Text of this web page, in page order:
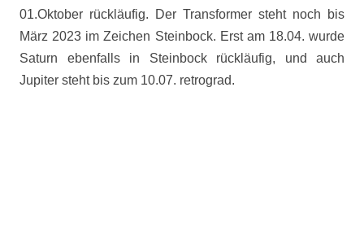
01.Oktober rückläufig. Der Transformer steht noch bis
März 2023 im Zeichen Steinbock. Erst am 18.04. wurde
Saturn ebenfalls in Steinbock rückläufig, und auch
Jupiter steht bis zum 10.07. retrograd.